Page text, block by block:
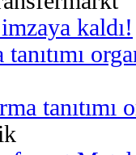
kaldı!
tanıtımı